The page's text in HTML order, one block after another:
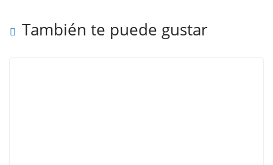
También te puede gustar